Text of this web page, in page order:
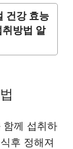
건강 효능
방법 알
함께 섭취하
후 정해져